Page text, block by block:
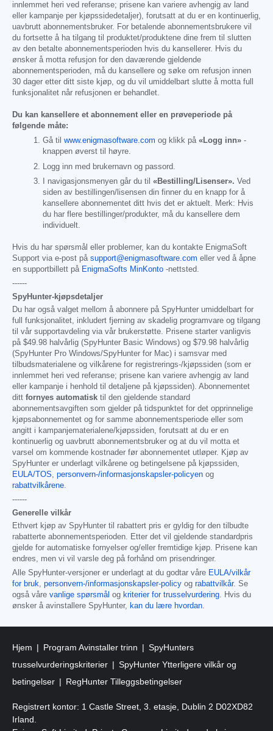
innlemmet heri ved referanse; prisene kan variere avhengig av land
eller kampanje per kjøpssidedetaljer), forutsatt at du er en kontinuerlig,
uavbrutt abonnementsbruker. For betalende abonnementsbrukere vil
du fortsette å ha tilgang til produktet/produktene dine frem til slutten
av den betalte abonnementsperioden hvis du kansellerer. Hvis du
ønsker å motta refusjon for den daværende gjeldende
abonnementsperioden, må du kansellere og søke om refusjon innen
30 dager etter ditt siste kjøp, og du vil umiddelbart slutte å motta full
funksjonalitet når refusjonen er behandlet.
Du kan kansellere et abonnement eller en prøveperiode på
følgende måte:
Gå til www.enigmasoftware.com og klikk på «Logg inn» -
knappen øverst til høyre.
Logg inn med brukernavn og passord.
I navigasjonsmenyen går du til «Bestilling/Lisenser». Ved
siden av bestillingen/lisensen din finner du en knapp for å
kansellere abonnementet ditt hvis det er aktuelt. Merk: Hvis
du har flere bestillinger/produkter, må du kansellere dem
individuelt.
Hvis du har spørsmål eller problemer, kan du kontakte EnigmaSoft
Support via e-post på support@enigmasoftware.com eller ved å åpne
en supportbillett på EnigmaSofts MinKonto -nettsted.
------
SpyHunter-kjøpsdetaljer
Du har også valget mellom å abonnere på SpyHunter umiddelbart for
full funksjonalitet, inkludert fjerning av skadelig programvare og tilgang
til vår supportavdeling via vår brukerstøtte. Prisene starter vanligvis
på $49.98 halvårlig (SpyHunter Basic Windows) og $79.98 halvårlig
(SpyHunter Pro Windows/SpyHunter for Mac) i samsvar med
tilbudsmaterialene og vilkårene for registrerings-/kjøpssiden (som er
innlemmet heri ved referanse; prisene kan variere avhengig av land
eller kampanje i henhold til detaljene på kjøpssiden). Abonnementet
ditt fornyes automatisk til den gjeldende standard
abonnementsavgiften som gjelder på tidspunktet for det opprinnelige
kjøpsabonnementet og for samme abonnementsperiode eller som
angitt i kampanjematerialene/kjøpssiden, forutsatt at du er en
kontinuerlig og uavbrutt abonnementsbruker og at du vil motta et
varsel om kommende kostnader før abonnementet utløper. Kjøp av
SpyHunter er underlagt vilkårene og betingelsene på kjøpssiden,
EULA/TOS
personvern-/informasjonskapsler-policyen og
rabattvilkårene
------
Generelle vilkår
Ethvert kjøp av SpyHunter til rabattert pris er gyldig for den tilbudte
rabatterte abonnementsperioden. Etter det vil gjeldende standardpris
gjelde for automatiske fornyelser og/eller fremtidige kjøp. Prisene kan
endres, men vi vil varsle deg på forhånd om prisendringer.
Alle SpyHunter-versjoner er underlagt at du godtar våre EULA/vilkår
for bruk
personvern-/informasjonskapsler-policy og rabattvilkår. Se
også våre vanlige spørsmål og kriterier for trusselvurdering . Hvis du
ønsker å avinstallere SpyHunter,
kan du lære hvordan
Hjem Program Avinstaller trinn
SpyHunters
trusselvurderingskriterier
SpyHunter Ytterligere vilkår og
betingelser
RegHunter Tilleggsbetingelser
Registrert kontor: 1 Castle Street, 3. etasje, Dublin 2 D02XD82
Irland.